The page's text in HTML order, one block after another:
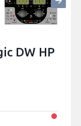
DW HP